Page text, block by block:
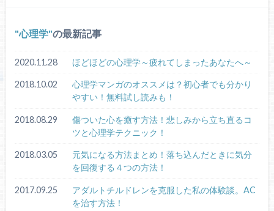
心理学 の最新記事
2020.11.28 ほどほどの心理学～疲れてしまったあなたへ～
2018.10.02
心理学マンガのオススメは？初心者でも分かり
やすい！無料試し読みも！
2018.08.29
傷ついた心を癒す方法！悲しみから立ち直るコ
ツと心理学テクニック！
2018.03.05
元気になる方法まとめ！落ち込んだときに気分
を回復する４つの方法！
2017.09.25
アダルトチルドレンを克服した私の体験談。AC
を治す方法！